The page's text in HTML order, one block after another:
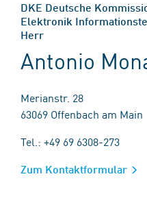
DKE Deutsche
Elektronik
Herr
Antonio
Merianstr. 28
63069 Offenbach am Main
Tel.: +49 69 6308-273
Zum Kontaktformular